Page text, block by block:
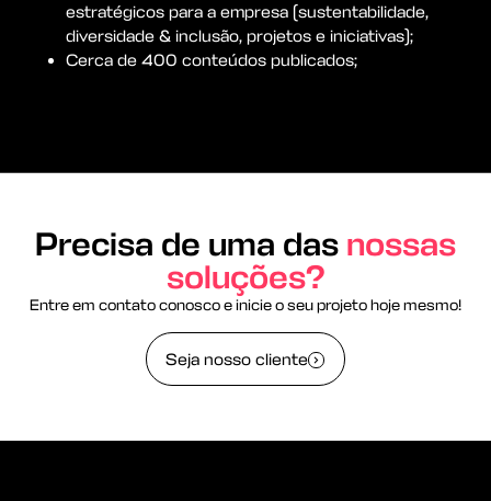
estratégicos para a empresa (sustentabilidade,
diversidade & inclusão, projetos e iniciativas);
Cerca de 400 conteúdos publicados;
Precisa de uma das nossas
soluções?
Entre em contato conosco e inicie o seu projeto hoje mesmo!
Seja nosso cliente